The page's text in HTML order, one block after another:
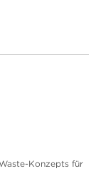
Konzepts für